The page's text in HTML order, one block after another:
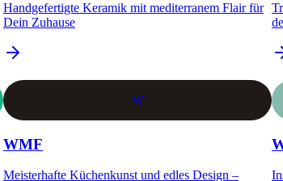
Handgefertigte Keramik mit mediterranem Flair für
Dein Zuhause
W
WMF
Meisterhafte Küchenkunst und edles Design –